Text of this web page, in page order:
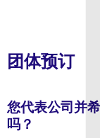
This website
cookies
团体预订
您代表公司并
吗？